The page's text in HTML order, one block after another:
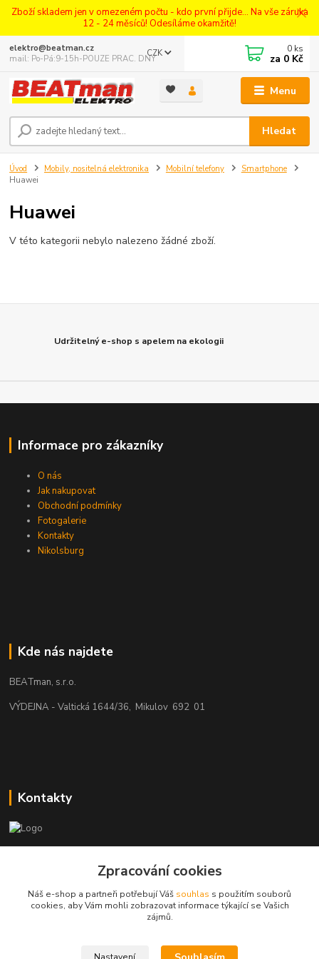
Zboží skladem jen v omezeném počtu - kdo první přijde... Na vše záruka
12 - 24 měsíců! Odesíláme okamžitě!
Menu
CZK
Hledat
elektro@beatman.cz
mail: Po-Pá:9-15h-POUZE PRAC. DNY
0 ks
za 0 Kč
Úvod Mobily, nositelná elektronika Mobilní telefony
Smartphone
Huawei
Huawei
V této kategorii nebylo nalezeno žádné zboží.
Udržitelný e-shop s apelem na ekologii
Informace pro zákazníky
O nás
Jak nakupovat
Obchodní podmínky
Fotogalerie
Kontakty
Nikolsburg
Kde nás najdete
BEATman, s.r.o.
VÝDEJNA - Valtická 1644/36, Mikulov 692 01
Kontakty
elektro@beatman.cz
Zpracování cookies
Náš e-shop a partneři potřebují Váš souhlas s použitím souborů
cookies, aby Vám mohli zobrazovat informace týkající se Vašich
zájmů.